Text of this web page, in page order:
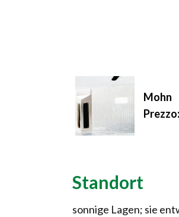
Mohn
Prezzo:
Standort
sonnige Lagen; sie